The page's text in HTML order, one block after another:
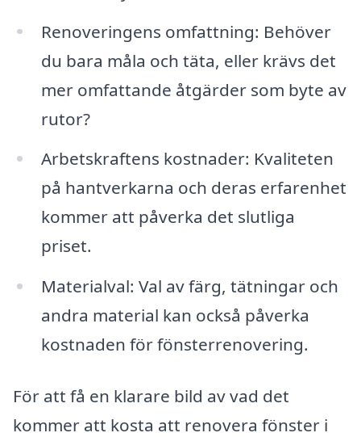
Renoveringens omfattning: Behöver
du bara måla och täta, eller krävs det
mer omfattande åtgärder som byte av
rutor?
Arbetskraftens kostnader: Kvaliteten
på hantverkarna och deras erfarenhet
kommer att påverka det slutliga
priset.
Materialval: Val av färg, tätningar och
andra material kan också påverka
kostnaden för fönsterrenovering.
För att få en klarare bild av vad det
kommer att kosta att renovera fönster i